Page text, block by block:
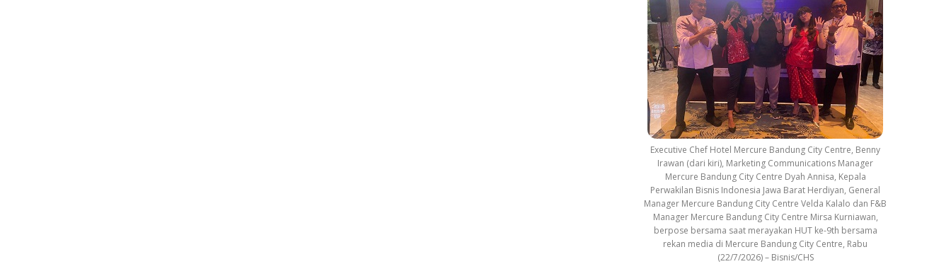
Executive Chef Hotel Mercure Bandung City Centre, Benny
Irawan (dari kiri), Marketing Communications Manager
Mercure Bandung City Centre Dyah Annisa, Kepala
Perwakilan Bisnis Indonesia Jawa Barat Herdiyan, General
Manager Mercure Bandung City Centre Velda Kalalo dan F&B
Manager Mercure Bandung City Centre Mirsa Kurniawan,
berpose bersama saat merayakan HUT ke-9th bersama
rekan media di Mercure Bandung City Centre, Rabu
(22/7/2026) – Bisnis/CHS